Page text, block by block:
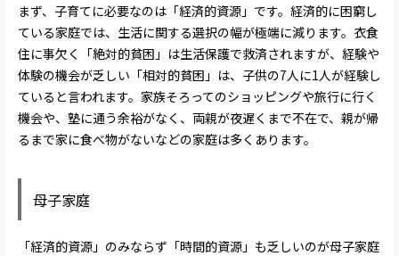
まず、子育てに必要なのは「経済的資源」です。経済的に困窮し
ている家庭では、生活に関する選択の幅が極端に減ります。衣食
住に事欠く「絶対的貧困」は生活保護で救済されますが、経験や
体験の機会が乏しい「相対的貧困」は、子供の7人に1人が経験し
ていると言われます。家族そろってのショッピングや旅行に行く
機会や、塾に通う余裕がなく、両親が夜遅くまで不在で、親が帰
るまで家に食べ物がないなどの家庭は多くあります。
母子家庭
「経済的資源」のみならず「時間的資源」も乏しいのが母子家庭